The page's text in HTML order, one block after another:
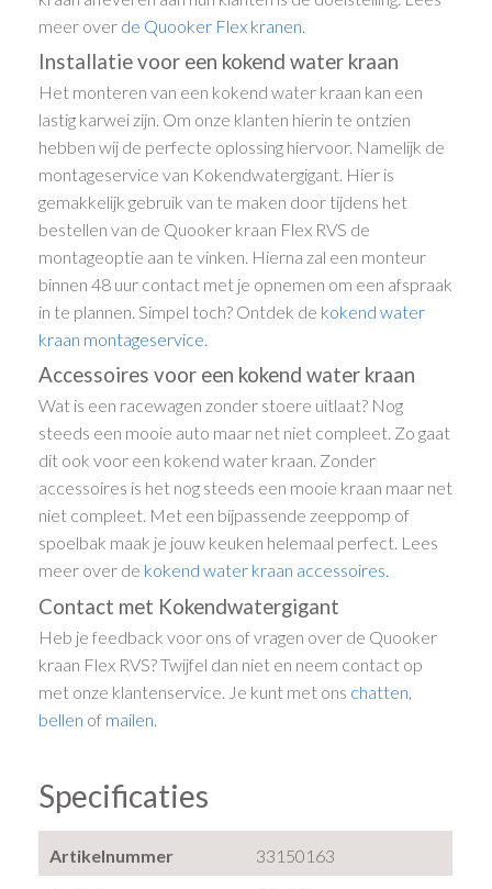
meer over de Quooker Flex kranen.
Installatie voor een kokend water kraan
Het monteren van een kokend water kraan kan een
lastig karwei zijn. Om onze klanten hierin te ontzien
hebben wij de perfecte oplossing hiervoor. Namelijk de
montageservice van Kokendwatergigant. Hier is
gemakkelijk gebruik van te maken door tijdens het
bestellen van de Quooker kraan Flex RVS de
montageoptie aan te vinken. Hierna zal een monteur
binnen 48 uur contact met je opnemen om een afspraak
in te plannen. Simpel toch? Ontdek de kokend water
kraan montageservice.
Accessoires voor een kokend water kraan
Wat is een racewagen zonder stoere uitlaat? Nog
steeds een mooie auto maar net niet compleet. Zo gaat
dit ook voor een kokend water kraan. Zonder
accessoires is het nog steeds een mooie kraan maar net
niet compleet. Met een bijpassende zeeppomp of
spoelbak maak je jouw keuken helemaal perfect. Lees
meer over de kokend water kraan accessoires.
Contact met Kokendwatergigant
Heb je feedback voor ons of vragen over de Quooker
kraan Flex RVS? Twijfel dan niet en neem contact op
met onze klantenservice. Je kunt met ons chatten,
bellen of mailen.
Specificaties
Artikelnummer 33150163